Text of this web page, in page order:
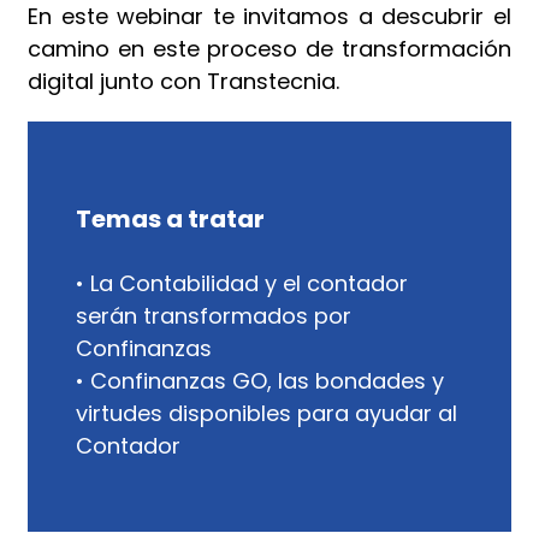
En este webinar te invitamos a descubrir el
camino en este proceso de transformación
digital junto con Transtecnia.
Temas a tratar
• La Contabilidad y el contador
serán transformados por
Confinanzas
• Confinanzas GO, las bondades y
virtudes disponibles para ayudar al
Contador